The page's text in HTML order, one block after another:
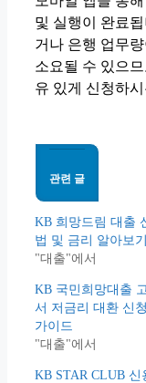
및 실행이 완료
거나 은행 업무
소요될 수 있으
유 있게 신청하
관련 글
KB 희망드림 대출
법 및 금리 알아보기
"대출"에서
KB 국민희망대출
서 저금리 대환 신
가이드
"대출"에서
KB STAR CLUB 신